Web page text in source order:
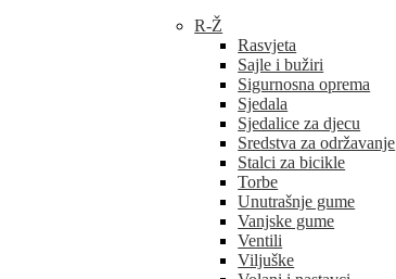
R-Ž
Rasvjeta
Sajle i bužiri
Sigurnosna oprema
Sjedala
Sjedalice za djecu
Sredstva za održavanje
Stalci za bicikle
Torbe
Unutrašnje gume
Vanjske gume
Ventili
Viljuške